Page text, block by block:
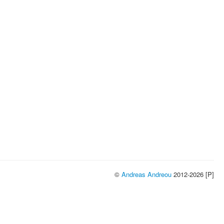
© Andreas Andreou 2012-2026 [P]